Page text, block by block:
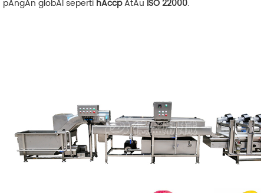
pAngAn globAl seperti hAccpAtAu ISO 22000.